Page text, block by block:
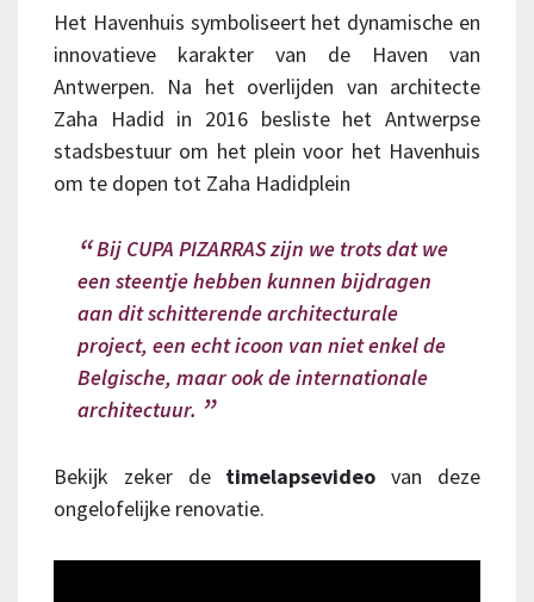
Het Havenhuis symboliseert het dynamische en
innovatieve karakter van de Haven van
Antwerpen. Na het overlijden van architecte
Zaha Hadid in 2016 besliste het Antwerpse
stadsbestuur om het plein voor het Havenhuis
om te dopen tot Zaha Hadidplein
Bij CUPA PIZARRAS zijn we trots dat we
een steentje hebben kunnen bijdragen
aan dit schitterende architecturale
project, een echt icoon van niet enkel de
Belgische, maar ook de internationale
architectuur.
Bekijk zeker de timelapsevideo van deze
ongelofelijke renovatie.